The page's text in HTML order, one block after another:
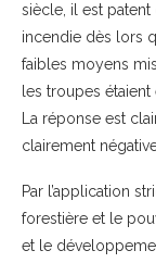
siècle, il est
incendie dès lors
faibles moyens
les troupes
La réponse est
clairement
Par l’application
forestière et le
et le